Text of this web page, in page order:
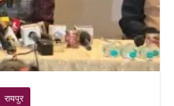
रायपुर